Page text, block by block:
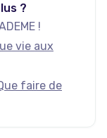
?
!
vie aux
faire de